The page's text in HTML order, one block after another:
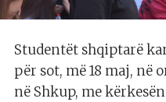
Studentët shqiptarë
për sot, më 18 maj, në
në Shkup, me